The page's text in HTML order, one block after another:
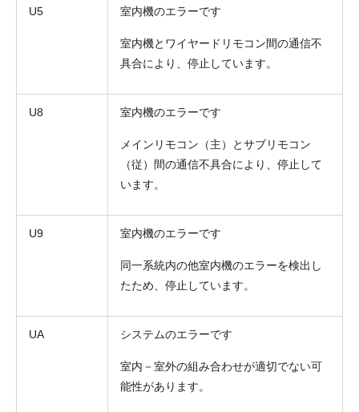
U5 室内機のエラーです
室内機とワイヤードリモコン間の通信不
具合により、停止しています。
U8 室内機のエラーです
メインリモコン（主）とサブリモコン
（従）間の通信不具合により、停止して
います。
U9 室内機のエラーです
同一系統内の他室内機のエラーを検出し
たため、停止しています。
UA システムのエラーです
室内－室外の組み合わせが適切でない可
能性があります。